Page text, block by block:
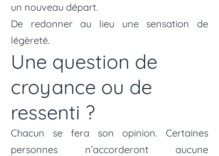
un nouveau départ.
De redonner au lieu une sensation de
légèreté.
Une question de
croyance ou de
ressenti ?
Chacun se fera son opinion. Certaines
personnes n’accorderont aucune